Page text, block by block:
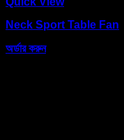
Neck Sport Table Fan
অর্ডার করুন